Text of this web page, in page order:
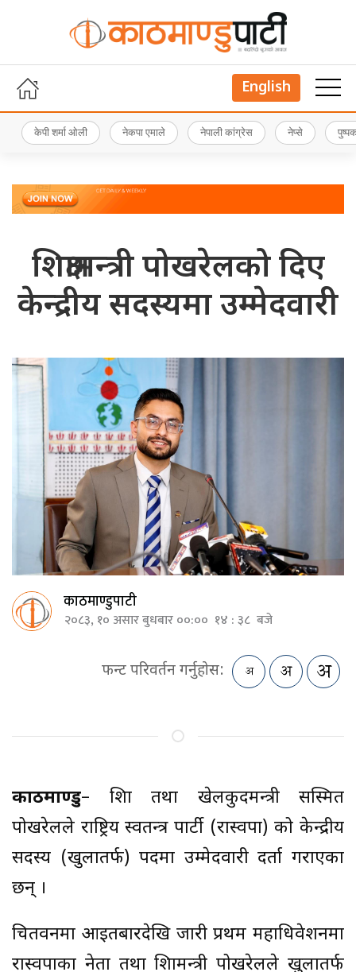
English
केपी शर्मा ओली नेकपा एमाले नेपाली कांग्रेस नेप्से
शिक्षामन्त्री पोखरेलको दिए
केन्द्रीय सदस्यमा उम्मेदवारी
काठमाण्डुपाटी
२०८३, १० असार बुधबार ००:०० १४ : ३८ बजे
फन्ट परिवर्तन गर्नुहोस:
काठमाण्डु– शिक्षा तथा खेलकुदमन्त्री सस्मित
पोखरेलले राष्ट्रिय स्वतन्त्र पार्टी (रास्वपा) को केन्द्रीय
सदस्य (खुलातर्फ) पदमा उम्मेदवारी दर्ता गराएका
छन् ।
चितवनमा आइतबारदेखि जारी प्रथम महाधिवेशनमा
रास्वपाका नेता तथा शिक्षामन्त्री पोखरेलले खुलातर्फ